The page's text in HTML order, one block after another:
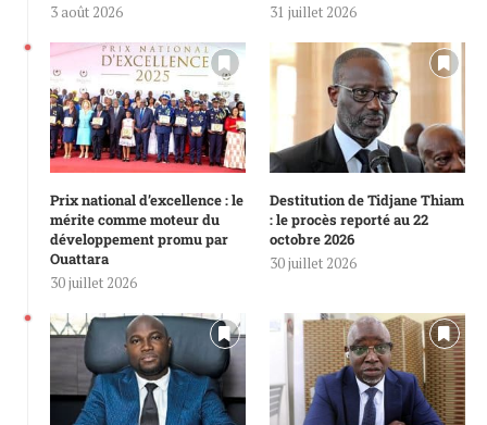
3 août 2026
31 juillet 2026
Prix national d’excellence : le
mérite comme moteur du
développement promu par
Ouattara
30 juillet 2026
Destitution de Tidjane Thiam
: le procès reporté au 22
octobre 2026
30 juillet 2026